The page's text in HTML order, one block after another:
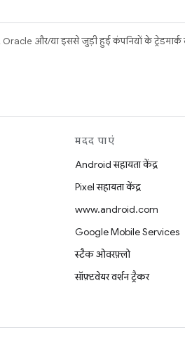
और/या इससे जुड़ी हुई कंपनियों के ट्रेडमार्क
मदद पाएं
Android सहायता केंद्र
Pixel सहायता केंद्र
www.android.com
Google Mobile Services
स्टैक ओवरफ़्लो
सॉफ़्टवेयर वर्शन ट्रैकर